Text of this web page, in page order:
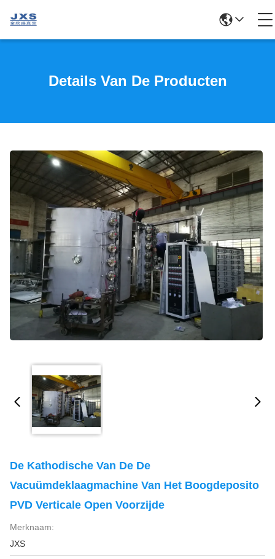
Details Van De Producten
De Kathodische Van De De
Vacuümdeklaagmachine Van Het Boogdeposito
PVD Verticale Open Voorzijde
Merknaam:
JXS